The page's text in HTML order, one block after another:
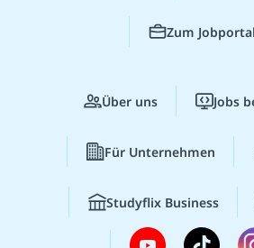
Zum Jobportal
Über uns Jobs
Für Unternehmen
Studyflix Business